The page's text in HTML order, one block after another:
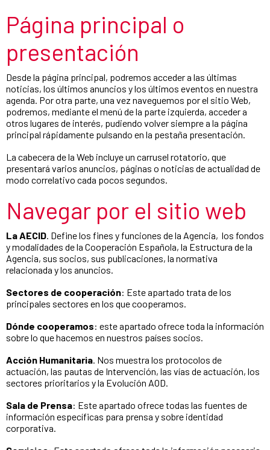
Página principal o
presentación
Desde la página principal, podremos acceder a las últimas
noticias, los últimos anuncios y los últimos eventos en nuestra
agenda. Por otra parte, una vez naveguemos por el sitio Web,
podremos, mediante el menú de la parte izquierda, acceder a
otros lugares de interés, pudiendo volver siempre a la página
principal rápidamente pulsando en la pestaña presentación.
La cabecera de la Web incluye un carrusel rotatorio, que
presentará varios anuncios, páginas o noticias de actualidad de
modo correlativo cada pocos segundos.
Navegar por el sitio web
La AECID . Define los fines y funciones de la Agencia, los fondos
y modalidades de la Cooperación Española, la Estructura de la
Agencia, sus socios, sus publicaciones, la normativa
relacionada y los anuncios.
Sectores de cooperación: Este apartado trata de los
principales sectores en los que cooperamos.
Dónde cooperamos: este apartado ofrece toda la información
sobre lo que hacemos en nuestros países socios.
Acción Humanitaria . Nos muestra los protocolos de
actuación, las pautas de Intervención, las vías de actuación, los
sectores prioritarios y la Evolución AOD.
Sala de Prensa: Este apartado ofrece todas las fuentes de
información específicas para prensa y sobre identidad
corporativa.